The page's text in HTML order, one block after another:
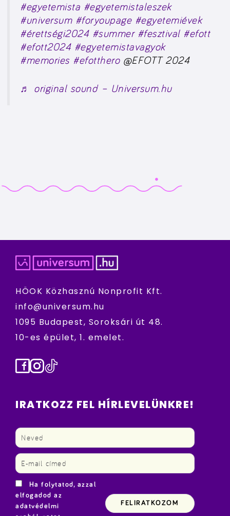
#egyetemista #egyetemistaleszek
#universum #foryoupage #egyetemiévek
#érettségi2024 #summer #fesztival #efott
#efott2024 #egyetemistavagyok
#memories #efotthero@EFOTT 2024
♬ original sound – Universum.hu
HÖOK Közhasznú Nonprofit Kft.
info@universum.hu
1095 Budapest, Soroksári út 48.
10-es épület, 1. emelet.
Facebook
Instagram
TikTok
IRATKOZZ FEL HÍRLEVELÜNKRE!
Ha folytatod, azzal
elfogadod az
adatvédelmi